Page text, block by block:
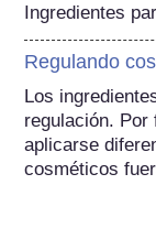
Ingredientes
Regulando
Los
regulación. Por
aplicarse
cosméticos